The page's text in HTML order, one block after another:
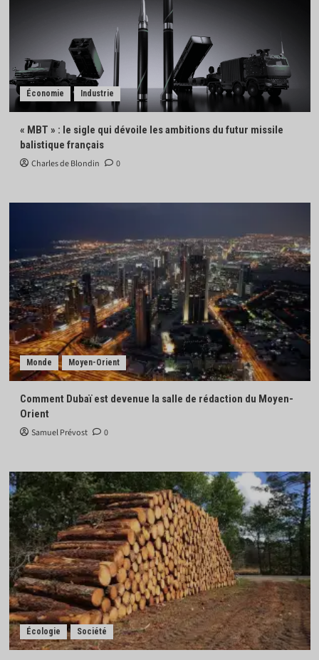
Économie Industrie
« MBT » : le sigle qui dévoile les ambitions du futur missile
balistique français
Charles de Blondin 0
Monde Moyen-Orient
Comment Dubaï est devenue la salle de rédaction du Moyen-
Orient
Samuel Prévost 0
Écologie Société